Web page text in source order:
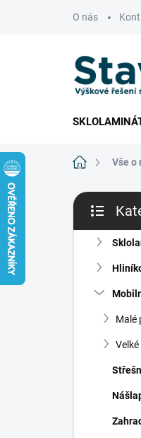
O nás
Domů Vše o
P
s
kategorie
Malé